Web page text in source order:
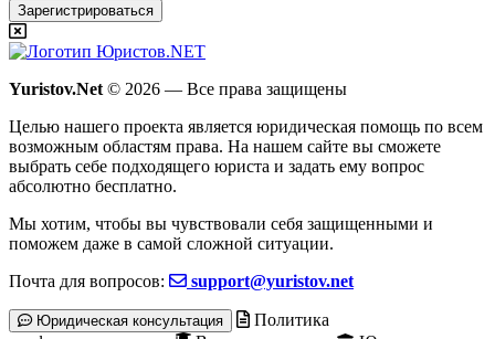
Зарегистрироваться
Yuristov.Net © 2026 — Все права защищены
Целью нашего проекта является юридическая помощь по всем
возможным областям права. На нашем сайте вы сможете
выбрать себе подходящего юриста и задать ему вопрос
абсолютно бесплатно.
Мы хотим, чтобы вы чувствовали себя защищенными и
поможем даже в самой сложной ситуации.
Почта для вопросов:
support@yuristov.net
Юридическая консультация
Политика